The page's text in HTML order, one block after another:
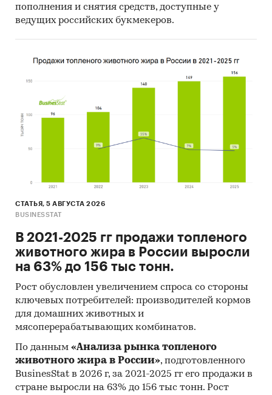
пополнения и снятия средств, доступные у
ведущих российских букмекеров.
СТАТЬЯ, 5 АВГУСТА 2026
BUSINESSTAT
В 2021-2025 гг продажи топленого
животного жира в России выросли
на 63% до 156 тыс тонн.
Рост обусловлен увеличением спроса со стороны
ключевых потребителей: производителей кормов
для домашних животных и
мясоперерабатывающих комбинатов.
По данным «Анализа рынка топленого
животного жира в России», подготовленного
BusinesStat в 2026 г, за 2021-2025 гг его продажи в
стране выросли на 63% до 156 тыс тонн. Рост